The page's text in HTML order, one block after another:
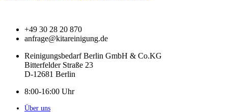
+49 30 28 20 870
anfrage@kitareinigung.de
Reinigungsbedarf Berlin GmbH & Co.KG
Bitterfelder Straße 23
D-12681 Berlin
8:00-16:00 Uhr
Über uns